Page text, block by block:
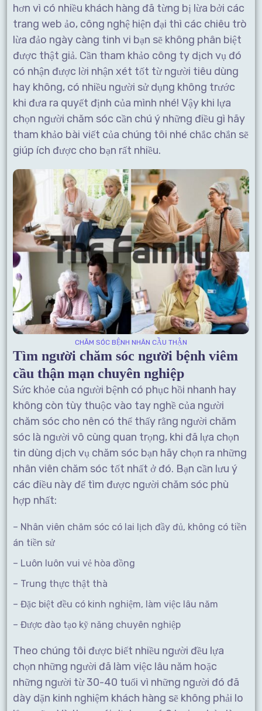
hơn vì có nhiều khách hàng đã từng bị lừa bởi các
trang web ảo, công nghệ hiện đại thì các chiêu trò
lừa đảo ngày càng tinh vi bạn sẽ không phân biệt
được thật giả. Cần tham khảo công ty dịch vụ đó
có nhận được lời nhận xét tốt từ người tiêu dùng
hay không, có nhiều người sử dụng không trước
khi đưa ra quyết định của mình nhé! Vậy khi lựa
chọn người chăm sóc cần chú ý những điều gì hãy
tham khảo bài viết của chúng tôi nhé chắc chắn sẽ
giúp ích được cho bạn rất nhiều.
CHĂM SÓC BỆNH NHÂN CẦU THẬN
Tìm người chăm sóc người bệnh viêm
cầu thận mạn chuyên nghiệp
Sức khỏe của người bệnh có phục hồi nhanh hay
không còn tùy thuộc vào tay nghề của người
chăm sóc cho nên có thể thấy rằng người chăm
sóc là người vô cùng quan trọng, khi đã lựa chọn
tin dùng dịch vụ chăm sóc bạn hãy chọn ra những
nhân viên chăm sóc tốt nhất ở đó. Bạn cần lưu ý
các điều này để tìm được người chăm sóc phù
hợp nhất:
– Nhân viên chăm sóc có lai lịch đầy đủ, không có tiền
án tiền sử
– Luôn luôn vui vẻ hòa đồng
– Trung thực thật thà
– Đặc biệt đều có kinh nghiệm, làm việc lâu năm
– Được đào tạo kỹ năng chuyên nghiệp
Theo chúng tôi được biết nhiều người đều lựa
chọn những người đã làm việc lâu năm hoặc
những người từ 30-40 tuổi vì những người đó đã
dày dặn kinh nghiệm khách hàng sẽ không phải lo